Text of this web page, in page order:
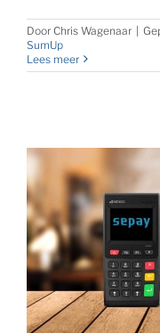
Door Chris Wagenaar |
SumUp
Lees meer